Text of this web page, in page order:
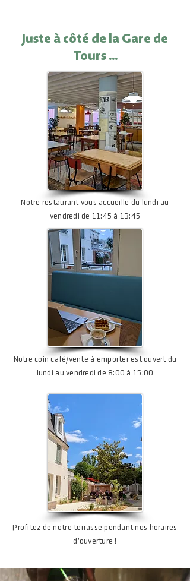
Juste à côté de la Gare de
Tours ...
Notre restaurant vous accueille du lundi au
vendredi de 11:45 à 13:45
Notre coin café/vente à emporter est ouvert du
lundi au vendredi de 8:00 à 15:00
Profitez de notre terrasse pendant nos horaires
d'ouverture !